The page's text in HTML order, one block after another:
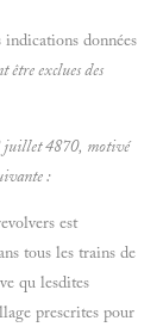
données
être exclues des
juillet 4870, motivé
:
est
tous les trains de
qu lesdites
prescrites pour